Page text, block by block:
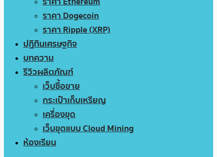
ราคา Dogecoin
ราคา Ripple (XRP)
ปฏิทินเศรษฐกิจ
บทความ
รีวิวผลิตภัณฑ์
เว็บซื้อขาย
กระเป๋าเก็บเหรียญ
เครื่องขุด
เว็บขุดแบบ Cloud Mining
ห้องเรียน